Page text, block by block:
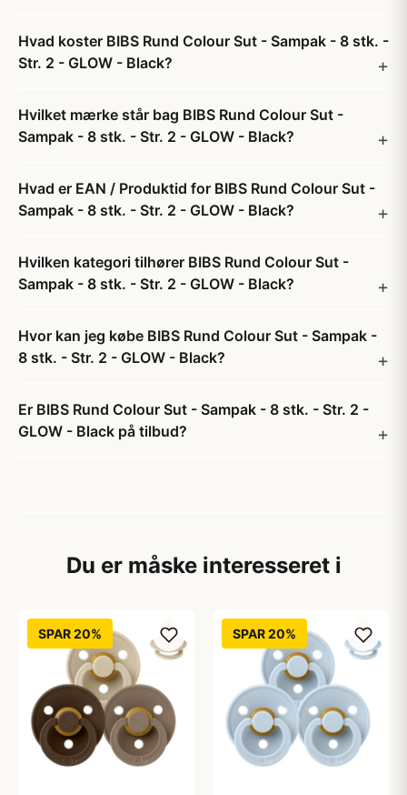
Hvad koster BIBS Rund Colour Sut - Sampak - 8 stk. -
Str. 2 - GLOW - Black?
Hvilket mærke står bag BIBS Rund Colour Sut -
Sampak - 8 stk. - Str. 2 - GLOW - Black?
Hvad er EAN / Produktid for BIBS Rund Colour Sut -
Sampak - 8 stk. - Str. 2 - GLOW - Black?
Hvilken kategori tilhører BIBS Rund Colour Sut -
Sampak - 8 stk. - Str. 2 - GLOW - Black?
Hvor kan jeg købe BIBS Rund Colour Sut - Sampak -
8 stk. - Str. 2 - GLOW - Black?
Er BIBS Rund Colour Sut - Sampak - 8 stk. - Str. 2 -
GLOW - Black på tilbud?
Du er måske interesseret i
SPAR 20% SPAR 20%